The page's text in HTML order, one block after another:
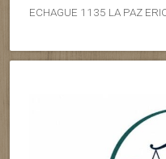
ECHAGUE 1135 LA PAZ